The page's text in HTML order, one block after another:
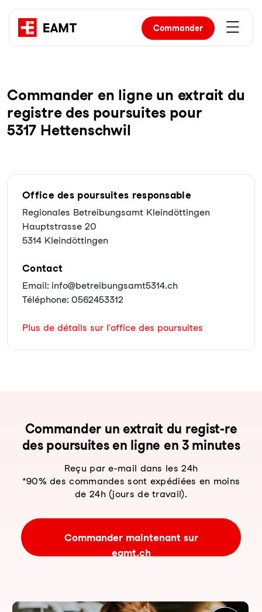
Commander
Com­man­der en li­gne un ex­trait du
re­gist­re des pour­sui­tes pour
5317 Hettenschwil
Office des poursuites responsable
Regionales Betreibungsamt Kleindöttingen
Hauptstrasse 20
5314 Kleindöttingen
Contact
Email: info@betreibungsamt5314.ch
Téléphone: 0562453312
Plus de détails sur l'office des poursuites
Com­man­der un ex­trait du re­gist-re
des pour­sui­tes en li­gne en 3 mi­nu­tes
Reçu par e-mail dans les 24h
*90% des commandes sont expédiées en moins
de 24h (jours de travail).
Commander maintenant sur
eamt.ch